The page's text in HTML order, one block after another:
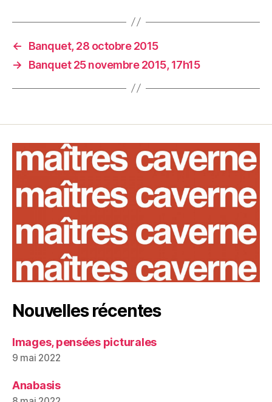
←
Banquet, 28 octobre 2015
→
Banquet 25 novembre 2015, 17h15
Nouvelles récentes
Images, pensées picturales
9 mai 2022
Anabasis